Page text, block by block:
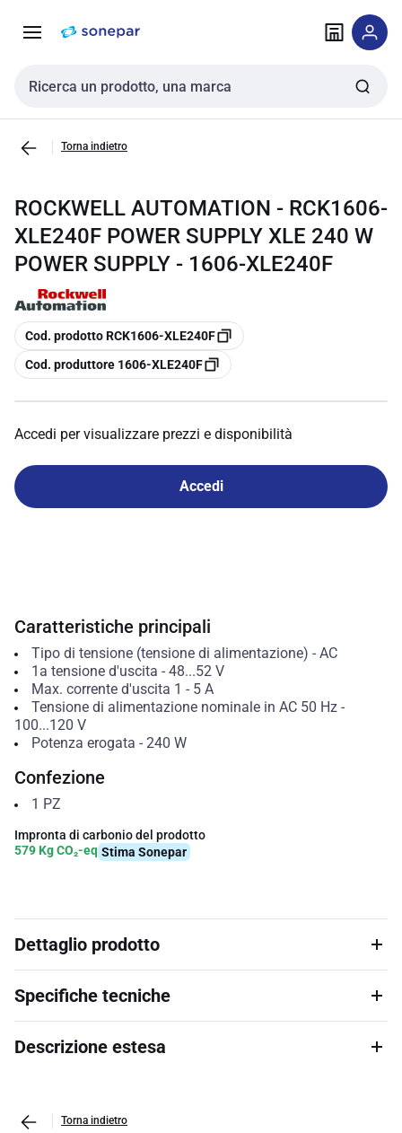
navigazione alla
Cerca input
Torna indietro
ROCKWELL AUTOMATION - RCK1606-
XLE240F POWER SUPPLY XLE 240 W
POWER SUPPLY - 1606-XLE240F
copia
Cod. prodotto RCK1606-XLE240F
copia
Cod. produttore 1606-XLE240F
Accedi per visualizzare prezzi e disponibilità
Accedi
Caratteristiche principali
Tipo di tensione (tensione di alimentazione) - AC
1a tensione d'uscita - 48...52 V
Max. corrente d'uscita 1 - 5 A
Tensione di alimentazione nominale in AC 50 Hz-
100...120 V
Potenza erogata - 240 W
Confezione
1 PZ
Impronta di carbonio del prodotto
579 Kg CO₂-eq Stima Sonepar
Dettaglio prodotto
Specifiche tecniche
Descrizione estesa
Torna indietro